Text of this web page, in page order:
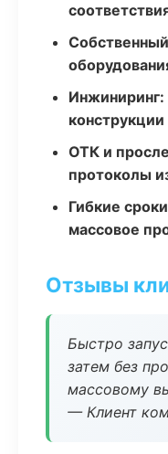
ОТК и
протоколы
Гибкие
массовое
Отзывы
Быстро
затем без
массовому
— Клиент